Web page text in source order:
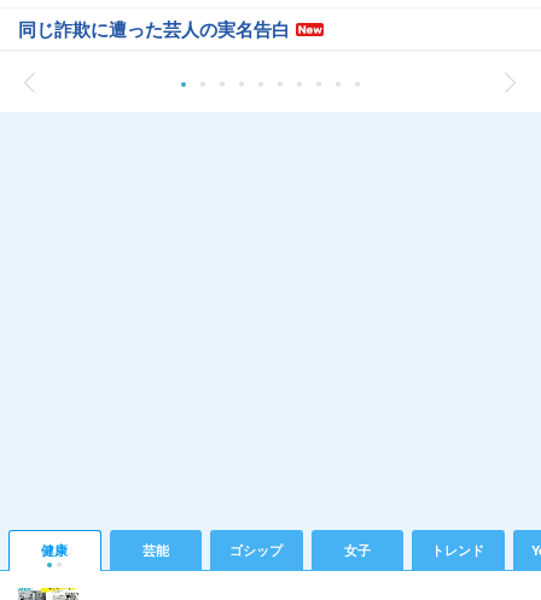
同じ詐欺に遭った芸人の実名告白
健康 芸能 ゴシップ 女子 トレンド